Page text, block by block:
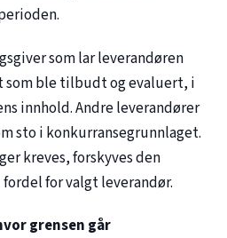
som lar leverandøren
som ble tilbudt og evaluert, i
innhold. Andre leverandører
sto i konkurransegrunnlaget.
kreves, forskyves den
for valgt leverandør.
grensen går